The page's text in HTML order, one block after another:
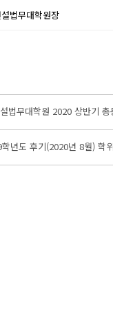
법무대학원장
법무대학원 2020 상반기
년도 후기(2020년 8월) 학